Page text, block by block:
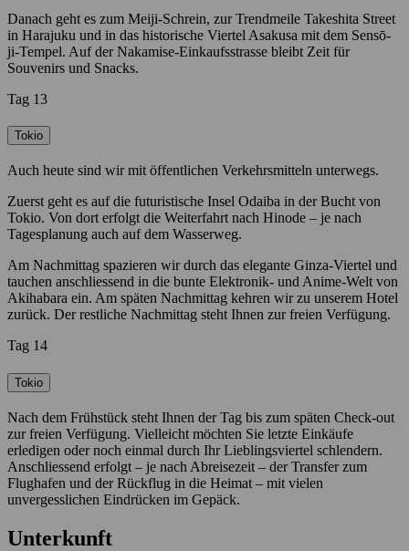
Danach geht es zum Meiji-Schrein, zur Trendmeile Takeshita Street
in Harajuku und in das historische Viertel Asakusa mit dem Sensō-
ji-Tempel. Auf der Nakamise-Einkaufsstrasse bleibt Zeit für
Souvenirs und Snacks.
Tag 13
Tokio
Auch heute sind wir mit öffentlichen Verkehrsmitteln unterwegs.
Zuerst geht es auf die futuristische Insel Odaiba in der Bucht von
Tokio. Von dort erfolgt die Weiterfahrt nach Hinode – je nach
Tagesplanung auch auf dem Wasserweg.
Am Nachmittag spazieren wir durch das elegante Ginza-Viertel und
tauchen anschliessend in die bunte Elektronik- und Anime-Welt von
Akihabara ein. Am späten Nachmittag kehren wir zu unserem Hotel
zurück. Der restliche Nachmittag steht Ihnen zur freien Verfügung.
Tag 14
Tokio
Nach dem Frühstück steht Ihnen der Tag bis zum späten Check-out
zur freien Verfügung. Vielleicht möchten Sie letzte Einkäufe
erledigen oder noch einmal durch Ihr Lieblingsviertel schlendern.
Anschliessend erfolgt – je nach Abreisezeit – der Transfer zum
Flughafen und der Rückflug in die Heimat – mit vielen
unvergesslichen Eindrücken im Gepäck.
Unterkunft